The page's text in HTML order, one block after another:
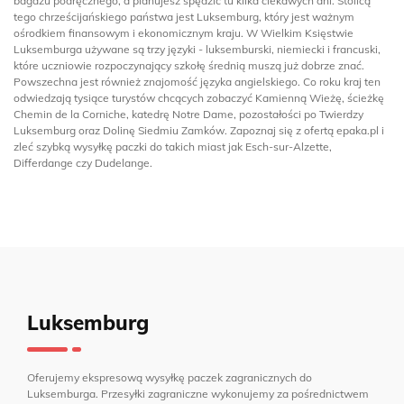
tego chrześcijańskiego państwa jest Luksemburg, który jest ważnym
ośrodkiem finansowym i ekonomicznym kraju. W Wielkim Księstwie
Luksemburga używane są trzy języki - luksemburski, niemiecki i francuski,
które uczniowie rozpoczynający szkołę średnią muszą już dobrze znać.
Powszechna jest również znajomość języka angielskiego. Co roku kraj ten
odwiedzają tysiące turystów chcących zobaczyć Kamienną Wieżę, ścieżkę
Chemin de la Corniche, katedrę Notre Dame, pozostałości po Twierdzy
Luksemburg oraz Dolinę Siedmiu Zamków. Zapoznaj się z ofertą epaka.pl i
zleć szybką wysyłkę paczki do takich miast jak Esch-sur-Alzette,
Differdange czy Dudelange.
Luksemburg
Oferujemy ekspresową wysyłkę paczek zagranicznych do
Luksemburga. Przesyłki zagraniczne wykonujemy za pośrednictwem